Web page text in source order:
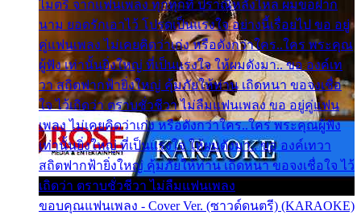
ไมตรี จากแฟนเพลง ทุกทุกที่ ปราณีหลั่งไหล ผมขอฝาก
นาม ยอดรักเอาไว้ โปรดเป็นแรงใจ อย่างนี้เรื่อยไป ขอ อยู่
คู่แฟนเพลง ไม่เคยคิดว่าเก่ง หรือดังกว่าใคร..ใคร พระคุณ
ผู้ฟัง เท่านั้นยิ่งใหญ่ ที่เป็นแรงใจ ให้ผมดังมา.. ขอ องค์เท
วา สถิตฟากฟ้ายิ่งใหญ่ คุ้มภัยให้ท่าน เถิดหนา ขอจงเชื่อ
ใจ ไว้เถิดว่า ตราบชั่วชีวา ไม่ลืมแฟนเพลง ขอ อยู่คู่แฟน
เพลง ไม่เคยคิดว่าเก่ง หรือดังกว่าใคร..ใคร พระคุณผู้ฟัง
เท่านั้นยิ่งใหญ่ ที่เป็นแรงใจ ให้ผมดังมา.. ขอ องค์เทวา
สถิตฟากฟ้ายิ่งใหญ่ คุ้มภัยให้ท่าน เถิดหนา ขอจงเชื่อใจ ไว้
เถิดว่า ตราบชั่วชีวา ไม่ลืมแฟนเพลง
ขอบคุณแฟนเพลง - Cover Ver. (ซาวด์ดนตรี) (KARAOKE)